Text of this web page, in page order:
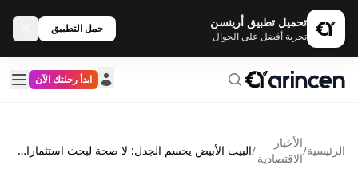
تحميل تطبيق أرينسن
تجربة أفضل على الجوال
حمل التطبيق
ابدأ رحلتك الآن
الرئيسية/
الأخبار
الاقتصادية
/ البيت الأبيض يحسم الجدل: لا صحة لبحث استثمارات صينية بتريليون دولار داخل أمريكا